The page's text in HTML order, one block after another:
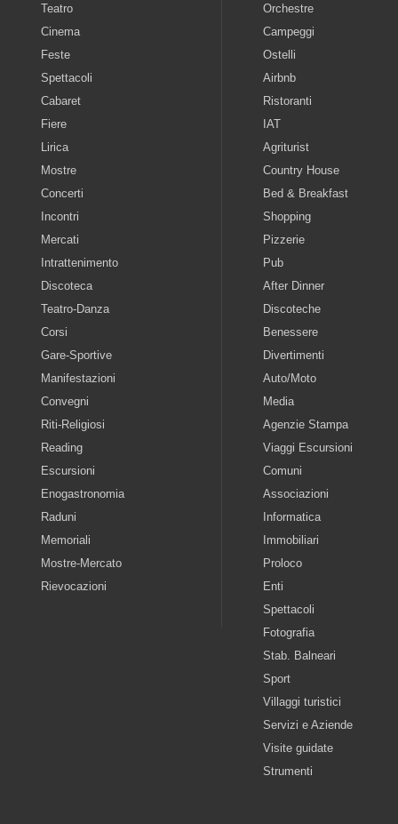
Teatro
Cinema
Feste
Spettacoli
Cabaret
Fiere
Lirica
Mostre
Concerti
Incontri
Mercati
Intrattenimento
Discoteca
Teatro-Danza
Corsi
Gare-Sportive
Manifestazioni
Convegni
Riti-Religiosi
Reading
Escursioni
Enogastronomia
Raduni
Memoriali
Mostre-Mercato
Rievocazioni
Orchestre
Campeggi
Ostelli
Airbnb
Ristoranti
IAT
Agriturist
Country House
Bed & Breakfast
Shopping
Pizzerie
Pub
After Dinner
Discoteche
Benessere
Divertimenti
Auto/Moto
Media
Agenzie Stampa
Viaggi Escursioni
Comuni
Associazioni
Informatica
Immobiliari
Proloco
Enti
Spettacoli
Fotografia
Stab. Balneari
Sport
Villaggi turistici
Servizi e Aziende
Visite guidate
Strumenti